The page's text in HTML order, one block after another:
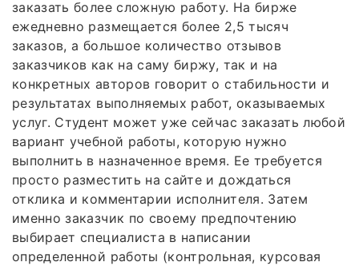
заказать более сложную работу. На бирже
ежедневно размещается более 2,5 тысяч
заказов, а большое количество отзывов
заказчиков как на саму биржу, так и на
конкретных авторов говорит о стабильности и
результатах выполняемых работ, оказываемых
услуг. Студент может уже сейчас заказать любой
вариант учебной работы, которую нужно
выполнить в назначенное время. Ее требуется
просто разместить на сайте и дождаться
отклика и комментарии исполнителя. Затем
именно заказчик по своему предпочтению
выбирает специалиста в написании
определенной работы (контрольная, курсовая